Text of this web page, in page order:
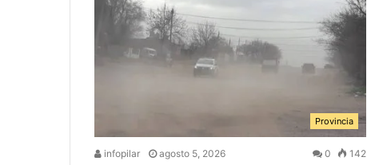
Provincia
infopilar agosto 5, 2026 0 142